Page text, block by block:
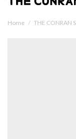
Home / THE CONRAN